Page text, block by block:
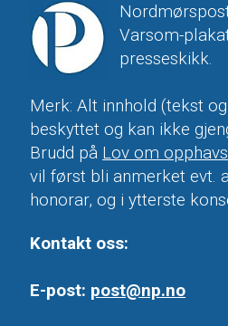
Varsom-
presseskikk.
Merk: Alt innhold (tekst
beskyttet og kan ikke
Brudd på Lov om
vil først bli anmerket evt.
honorar, og i ytterste
Kontakt oss:
E-post: post@np.no